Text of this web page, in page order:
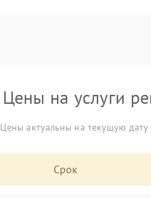
Цены на услуги
Цены актуальны на текущую
Срок